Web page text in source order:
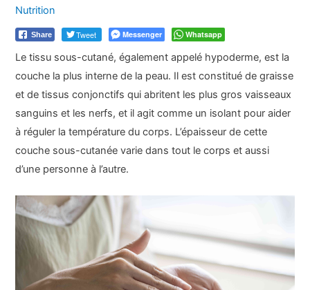
Nutrition
Share Tweet Messenger Whatsapp
Le tissu sous-cutané, également appelé hypoderme, est la
couche la plus interne de la peau. Il est constitué de graisse
et de tissus conjonctifs qui abritent les plus gros vaisseaux
sanguins et les nerfs, et il agit comme un isolant pour aider
à réguler la température du corps. L’épaisseur de cette
couche sous-cutanée varie dans tout le corps et aussi
d’une personne à l’autre.